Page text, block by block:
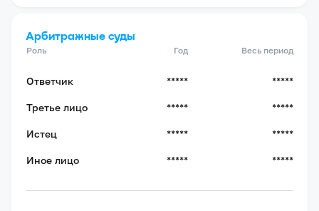
Арбитражные суды
Роль Год Весь период
Ответчик ***** *****
Третье лицо ***** *****
Истец ***** *****
Иное лицо ***** *****